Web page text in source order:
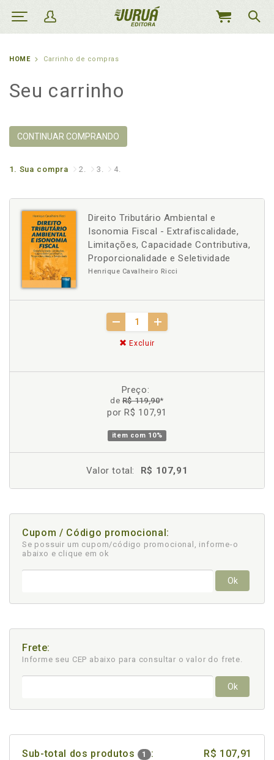
MEU
HOME Carrinho de compras
Seu carrinho
CONTINUAR COMPRANDO
1. Sua compra 2. 3. 4.
Direito Tributário Ambiental e
Isonomia Fiscal - Extrafiscalidade,
Limitações, Capacidade Contributiva,
Proporcionalidade e Seletividade
Henrique Cavalheiro Ricci
Excluir
Preço:
deR$ 119,90*
por R$ 107,91
item com 10%
Valor total: R$ 107,91
Cupom / Código promocional:
Se possuir um cupom/código promocional, informe-o
abaixo e clique em ok
Ok
Frete:
Informe seu CEP abaixo para consultar o valor do frete.
Ok
Sub-total dos produtos 1 : R$ 107,91